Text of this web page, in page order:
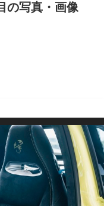
の写真・画像